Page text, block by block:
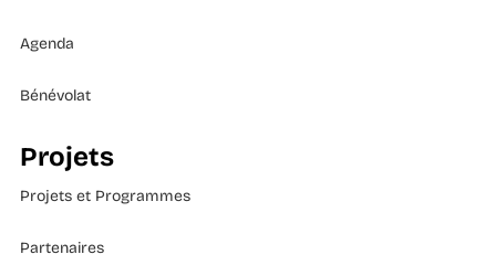
Agenda
Bénévolat
Projets
Projets et Programmes
Partenaires